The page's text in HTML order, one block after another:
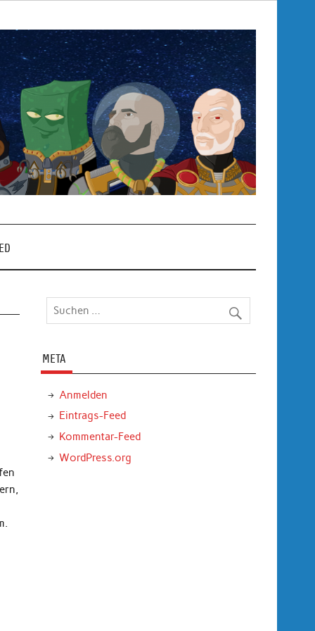
META
Anmelden
Eintrags-Feed
Kommentar-Feed
WordPress.org